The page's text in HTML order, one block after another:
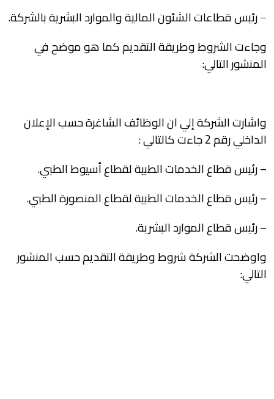
–رئيس قطاعات الشئون المالية والموارد البشرية بالشركة.
وجاءت الشروط وطريقة التقديم كما هو موضح في
المنشور التالي:
واشارت الشركة إلي ان الوظائف الشاغرة حسب الإعلان
الداخلي رقم 2 جاءت كالتالي :
– رئيس قطاع الخدمات الطبية لقطاع أسيوط الطبي.
– رئيس قطاع الخدمات الطبية لقطاع المنصورة الطبي.
– رئيس قطاع الموارد البشرية.
واوضحت الشركة شروط وطريقة التقديم حسب المنشور
التالي: